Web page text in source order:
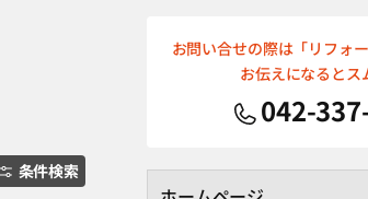
条件検索
お問い合せの際は「リフォ
お伝えになるとス
042-